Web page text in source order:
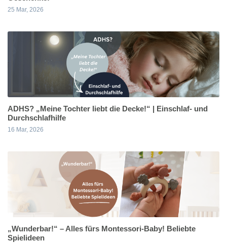
25 Mar, 2026
ADHS? „Meine Tochter liebt die Decke!“ | Einschlaf- und
Durchschlafhilfe
16 Mar, 2026
„Wunderbar!“ – Alles fürs Montessori-Baby! Beliebte
Spielideen